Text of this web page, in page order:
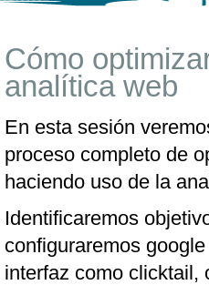
Cómo
analítica web
En esta sesión
proceso completo de
haciendo uso de la
Identificaremos
configuraremos
interfaz como clicktail,